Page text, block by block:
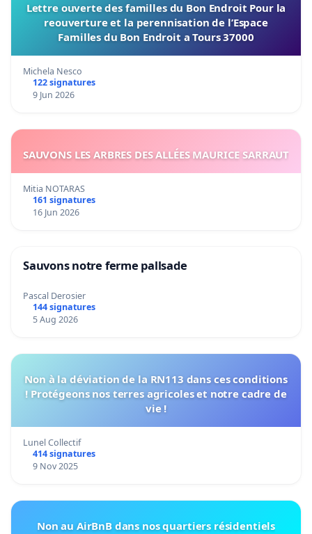
Lettre ouverte des familles du Bon Endroit Pour la
reouverture et la perennisation de l’Espace
Familles du Bon Endroit a Tours 37000
Michela Nesco
122 signatures
9 Jun 2026
SAUVONS LES ARBRES DES ALLÉES MAURICE SARRAUT
Mitia NOTARAS
161 signatures
16 Jun 2026
Sauvons notre ferme pallsade
Pascal Derosier
144 signatures
5 Aug 2026
Non à la déviation de la RN113 dans ces conditions
! Protégeons nos terres agricoles et notre cadre de
vie !
Lunel Collectif
414 signatures
9 Nov 2025
Non au AirBnB dans nos quartiers résidentiels